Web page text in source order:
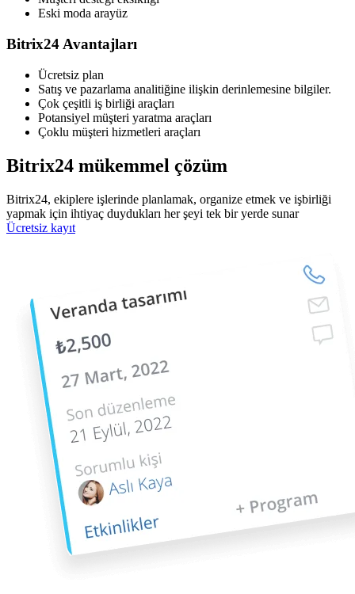
Eski moda arayüz
Bitrix24 Avantajları
Ücretsiz plan
Satış ve pazarlama analitiğine ilişkin derinlemesine bilgiler.
Çok çeşitli iş birliği araçları
Potansiyel müşteri yaratma araçları
Çoklu müşteri hizmetleri araçları
Bitrix24 mükemmel çözüm
Bitrix24, ekiplere işlerinde planlamak, organize etmek ve işbirliği
yapmak için ihtiyaç duydukları her şeyi tek bir yerde sunar
Ücretsiz kayıt